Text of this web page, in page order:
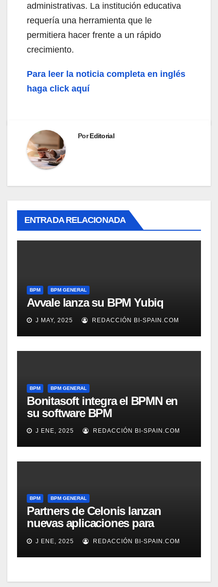
administrativas. La institución educativa
requería una herramienta que le
permitiera hacer frente a un rápido
crecimiento.
Para leer la noticia completa en inglés
haga click aquí
PorEditorial
ENTRADA RELACIONADA
BPM BPM GENERAL
Avvale lanza su BPM Yubiq
J MAY, 2025 REDACCIÓN BI-SPAIN.COM
BPM BPM GENERAL
Bonitasoft integra el BPMN en
su software BPM
J ENE, 2025 REDACCIÓN BI-SPAIN.COM
BPM BPM GENERAL
Partners de Celonis lanzan
nuevas aplicaciones para
automarizar migración a SAP o
Gestión de Reclamaciones en
Seguros
J ENE, 2025 REDACCIÓN BI-SPAIN.COM